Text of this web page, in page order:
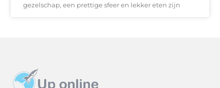
gezelschap, een prettige sfeer en lekker eten zijn